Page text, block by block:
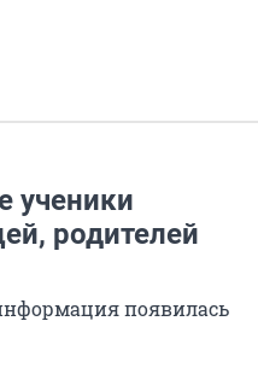
ученики
родителей
появилась